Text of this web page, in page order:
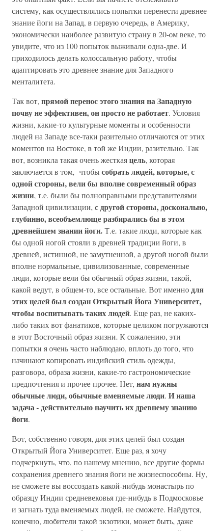
систему, как осуществлялись попытки перенести древнее
знание йоги на Запад, в первую очередь, в Америку,
экономически наиболее развитую страну в 20-ом веке, то
увидите, что из 100 попыток выживали одна-две. И
приходилось делать колоссальную работу, чтобы
адаптировать это древнее знание для Западного
менталитета.
Так вот, прямой перенос этого знания на Западную
почву не эффективен, он просто не работает. Условия
жизни, какие-то культурные моменты и особенности
людей на Западе все-таки разительно отличаются от этих
моментов на Востоке, в той же Индии, разительно. Так
вот, возникла такая очень жесткаяцель, которая
заключается в том, чтобысобрать людей, которые, с
одной стороны, вели бы вполне современный образ
жизни, т.е. были бы полноправными представителями
Западной цивилизации, с другой стороны, досконально,
глубинно, всеобъемлюще разбирались бы в этом
древнейшем знании йоги.Т.е. такие люди, которые как
бы одной ногой стояли в древней традиции йоги, в
древней, истинной, не замутненной, а другой ногой были
вполне нормальные, цивилизованные, современные
люди, которые вели бы обычный образ жизни, такой,
какой ведут, в общем-то, все остальные. Вот именнодля
этих целей был создан Открытый Йога Университет,
чтобы воспитывать таких людей. Еще раз, не каких-
либо таких вот фанатиков, которые целиком погружаются
в этот Восточный образ жизни. К сожалению, эти
попытки я очень часто наблюдаю, вплоть до того, что
начинают копировать индийский стиль одежды,
разговора, образа жизни, какие-то гастрономические
предпочтения и прочее-прочее. Нет, нам нужны
обычные люди, обычные вменяемые люди. И наша
задача - действительно научить их древнему знанию
йоги.
Вот, собственно говоря, для этих целей был создан
Открытый Йога Университет. Еще раз, я хочу
подчеркнуть, что, по нашему мнению, все другие формы
сохранения древнего знания йоги не жизнеспособны. Ну,
не сможете вы воссоздать какой-нибудь монастырь по
образцу Индии средневековья где-нибудь в Подмосковье
и загнать туда вменяемых людей, не сможете. Найдутся,
конечно, любители такой экзотики, может быть, даже